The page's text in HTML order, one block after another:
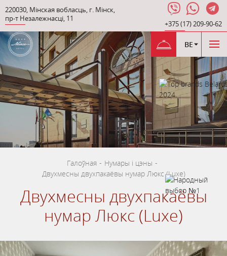
+375 (17) 209-90-62
220030, Мінская вобласць, г. Мінск,
пр-т Незалежнасці, 11
BE
Галоўная - Нумары і цэны -
Двухмесны двухпакаёвы нумар Люкс (Luxe)
Двухмесны двухпакаёвы
нумар Люкс (Luxe)